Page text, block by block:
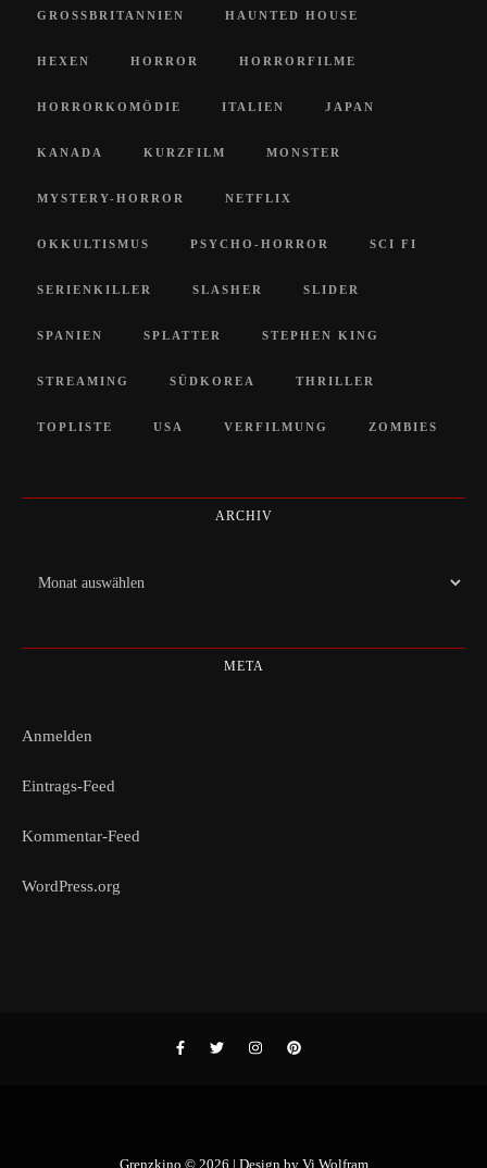
GROSSBRITANNIEN HAUNTED HOUSE
HEXEN HORROR HORRORFILME
HORRORKOMÖDIE ITALIEN JAPAN
KANADA KURZFILM MONSTER
MYSTERY-HORROR NETFLIX
OKKULTISMUS PSYCHO-HORROR SCI FI
SERIENKILLER SLASHER SLIDER
SPANIEN SPLATTER STEPHEN KING
STREAMING SÜDKOREA THRILLER
TOPLISTE USA VERFILMUNG ZOMBIES
ARCHIV
Archiv
META
Anmelden
Eintrags-Feed
Kommentar-Feed
WordPress.org
Grenzkino © 2026 | Design by Vi Wolfram